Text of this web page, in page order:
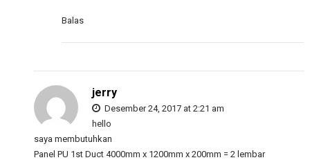
Balas
jerry
Desember 24, 2017 at 2:21 am
hello
saya membutuhkan
Panel PU 1st Duct 4000mm x 1200mm x 200mm = 2 lembar